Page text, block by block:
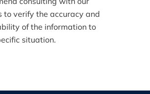
to verify the accuracy and
of the information to
situation.